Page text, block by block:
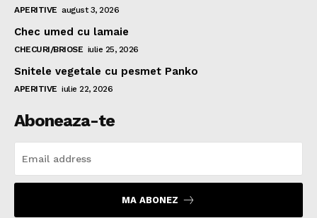
APERITIVE august 3, 2026
Chec umed cu lamaie
CHECURI/BRIOSE iulie 25, 2026
Snitele vegetale cu pesmet Panko
APERITIVE iulie 22, 2026
Aboneaza-te
MA ABONEZ